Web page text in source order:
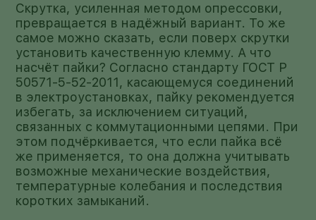
Скрутка, усиленная методом опрессовки,
превращается в надёжный вариант. То же
самое можно сказать, если поверх скрутки
установить качественную клемму. А что
насчёт пайки? Согласно стандарту ГОСТ Р
50571-5-52-2011, касающемуся соединений
в электроустановках, пайку рекомендуется
избегать, за исключением ситуаций,
связанных с коммутационными цепями. При
этом подчёркивается, что если пайка всё
же применяется, то она должна учитывать
возможные механические воздействия,
температурные колебания и последствия
коротких замыканий.